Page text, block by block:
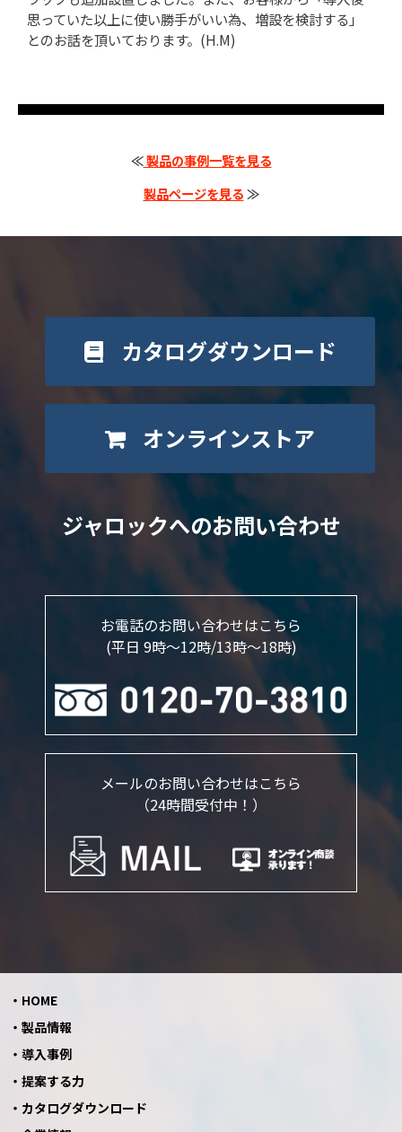
思っていた以上に使い勝手がいい為、増設を検討する」
とのお話を頂いております。(H.M)
≪製品の事例一覧を見る
製品ページを見る≫
カタログダウンロード
オンラインストア
ジャロックへのお問い合わせ
お電話のお問い合わせはこちら
(平日 9時～12時/13時〜18時)
メールのお問い合わせはこちら
（24時間受付中！）
HOME
製品情報
導入事例
提案する力
カタログダウンロード